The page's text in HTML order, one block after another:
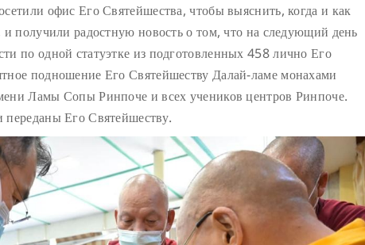
офис Его Святейшества, чтобы выяснить, когда и как
и получили радостную новость о том, что на следующий день
по одной статуэтке из подготовленных 458 лично Его
подношение Его Святейшеству Далай-ламе монахами
Ламы Сопы Ринпоче и всех учеников центров Ринпоче.
Его Святейшеству.